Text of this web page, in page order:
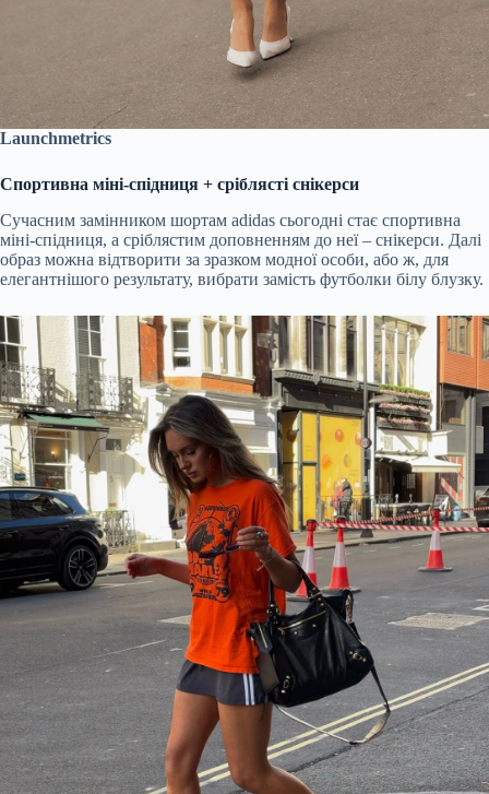
Launchmetrics
Спортивна міні-спідниця + сріблясті снікерси
Сучасним замінником шортам adidas сьогодні стає спортивна
міні-спідниця, а сріблястим доповненням до неї – снікерси. Далі
образ можна відтворити за зразком модної особи, або ж, для
елегантнішого результату, вибрати замість футболки білу блузку.